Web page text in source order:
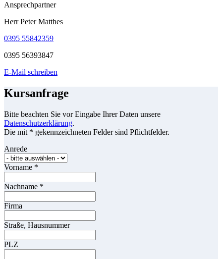
Ansprechpartner
Herr Peter Matthes
0395 55842359
0395 56393847
E-Mail schreiben
Kursanfrage
Bitte beachten Sie vor Eingabe Ihrer Daten unsere
Datenschutzerklärung.
Die mit * gekennzeichneten Felder sind Pflichtfelder.
Anrede
Vorname *
Nachname *
Firma
Straße, Hausnummer
PLZ